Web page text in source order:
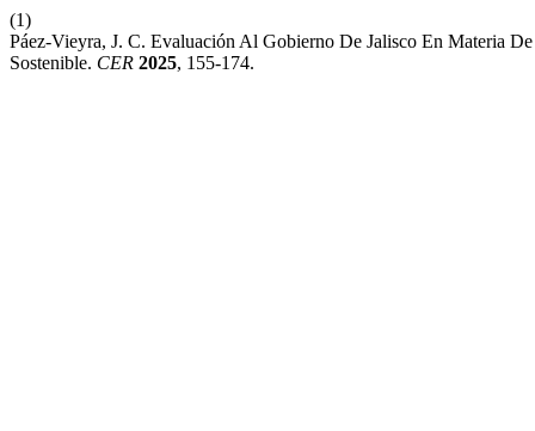
(1)
Páez-Vieyra, J. C. Evaluación Al Gobierno De Jalisco En Materia
Sostenible. CER 2025, 155-174.